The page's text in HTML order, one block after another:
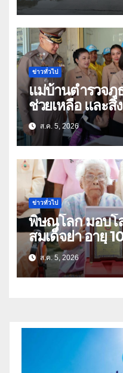
ข่าวทั่วไป
แม่บ้านตำรวจภู
ช่วยเหลือ และสิ่
ธิดา ข้าราชการตำรวจจังหวัด
อุทัยธานี
ส.ค. 5, 2026
ข่าวทั่วไป
พิษณุโลก มอบโ
สมเด็จย่า อายุ 100 ปี “นางจ
เนตร” ตำบลบ้า
ส.ค. 5, 2026